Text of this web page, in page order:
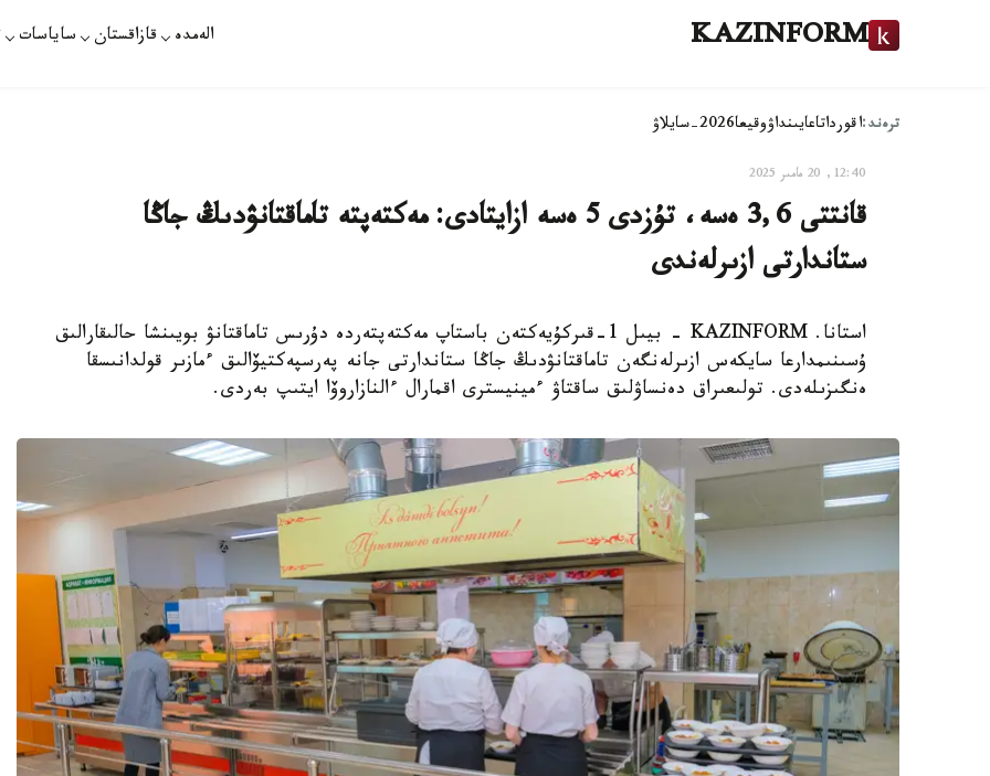
KAZINFORM الەمدە قازاقستان ساياسات
ترەند:اقورداتاعايىنداۋوقيعا2026-سايلاۋ
12:40, 20 مامىر 2025
قانتتى 3,6 ەسە، تۇزدى 5 ەسە ازايتادى: مەكتەپتە تاماقتانۋدىڭ جاڭا
ستاندارتى ازىرلەندى
استانا. KAZINFORM - بيىل 1-قىركۇيەكتەن باستاپ مەكتەپتەردە دۇرىس تاماقتانۋ بويىنشا حالىقارالىق
ۇسىنىمدارعا سايكەس ازىرلەنگەن تاماقتانۋدىڭ جاڭا ستاندارتى جانە پەرسپەكتيۆالىق ءمازىر قولدانىسقا
ەنگىزىلەدى. تولىعىراق دەنساۋلىق ساقتاۋ ءمينيسترى اقمارال ءالنازاروۆا ايتىپ بەردى.